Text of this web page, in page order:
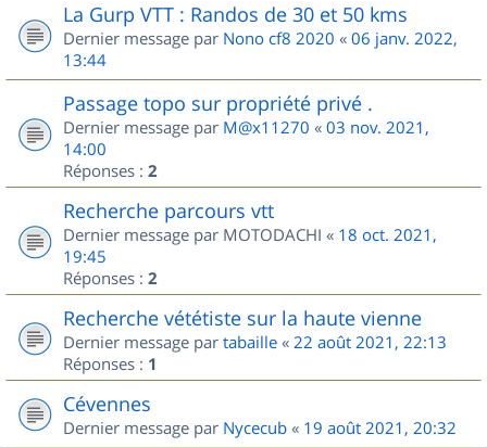
La Gurp VTT : Randos de 30 et 50 kms
Dernier message par Nono cf8 2020 « 06 janv. 2022,
13:44
Passage topo sur propriété privé .
Dernier message par M@x11270 « 03 nov. 2021,
14:00
Réponses : 2
Recherche parcours vtt
Dernier message par MOTODACHI « 18 oct. 2021,
19:45
Réponses : 2
Recherche vététiste sur la haute vienne
Dernier message par tabaille « 22 août 2021, 22:13
Réponses : 1
Cévennes
Dernier message par Nycecub « 19 août 2021, 20:32